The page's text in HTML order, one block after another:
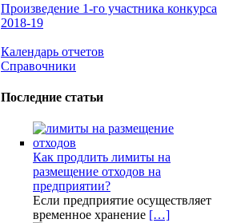
Произведение 1-го участника конкурса
2018-19
Календарь отчетов
Справочники
Последние статьи
Как продлить лимиты на
размещение отходов на
предприятии?
Если предприятие осуществляет
временное хранение […]